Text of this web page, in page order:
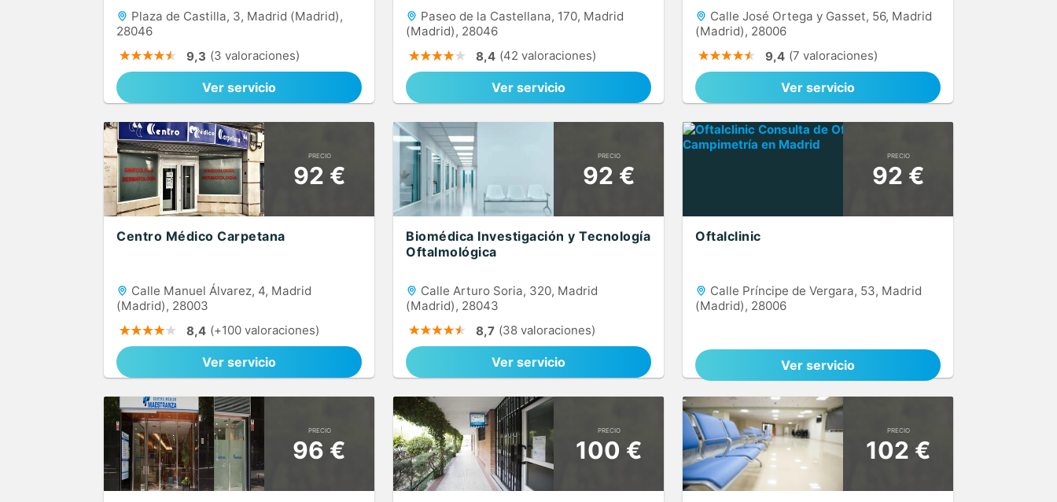
Plaza de Castilla, 3, Madrid (Madrid),
28046
9,3 (3 valoraciones)
Ver servicio
Paseo de la Castellana, 170, Madrid
(Madrid), 28046
8,4 (42 valoraciones)
Ver servicio
Calle José Ortega y Gasset, 56, Madrid
(Madrid), 28006
9,4 (7 valoraciones)
Ver servicio
PRECIO
92 €
Centro Médico Carpetana
Calle Manuel Álvarez, 4, Madrid
(Madrid), 28003
8,4 (+100 valoraciones)
Ver servicio
PRECIO
92 €
Biomédica Investigación y Tecnología
Oftalmológica
Calle Arturo Soria, 320, Madrid
(Madrid), 28043
8,7 (38 valoraciones)
Ver servicio
PRECIO
92 €
Oftalclinic
Calle Príncipe de Vergara, 53, Madrid
(Madrid), 28006
Ver servicio
PRECIO
96 €
PRECIO
100 €
PRECIO
102 €